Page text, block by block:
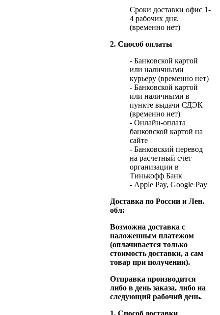
Сроки доставки офис 1-
4 рабочих дня.
(временно нет)
2. Способ оплаты
- Банковской картой
или наличными
курьеру (временно нет)
- Банковской картой
или наличными в
пункте выдачи СДЭК
(временно нет)
- Онлайн-оплата
банковской картой на
сайте
- Банковский перевод
на расчетный счет
организации в
Тинькофф Банк
- Apple Pay, Google Pay
Доставка по России и Лен.
обл:
Возможна доставка с
наложенным платежом
(оплачивается только
стоимость доставки, а сам
товар при получении).
Отправка производится
либо в день заказа, либо на
следующий рабочий день.